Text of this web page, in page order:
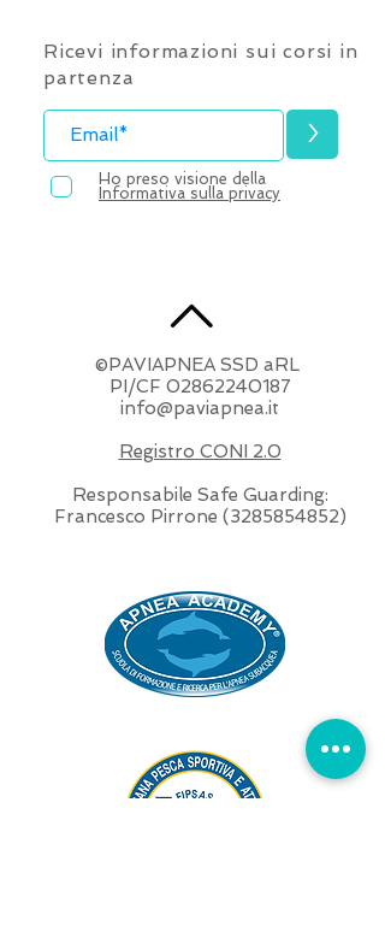
©PAVIAPNEA SSD aRL
​PI/CF 02862240187
info@paviapnea.it
Registro CONI 2.0
Responsabile Safe Guarding:
Francesco Pirrone (3285854852)
Ricevi informazioni sui corsi in
partenza
>
Ho preso visione della
Informativa sulla privacy